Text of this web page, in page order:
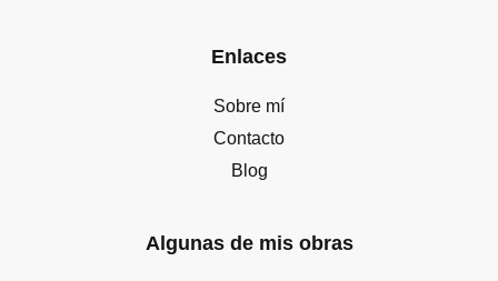
Enlaces
Sobre mí
Contacto
Blog
Algunas de mis obras